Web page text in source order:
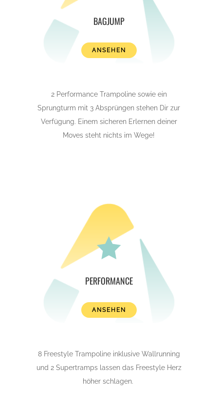
BAGJUMP
ANSEHEN
2 Performance Trampoline sowie ein
Sprungturm mit 3 Absprüngen stehen Dir zur
Verfügung. Einem sicheren Erlernen deiner
Moves steht nichts im Wege!

PERFORMANCE
ANSEHEN
8 Freestyle Trampoline inklusive Wallrunning
und 2 Supertramps lassen das Freestyle Herz
höher schlagen.